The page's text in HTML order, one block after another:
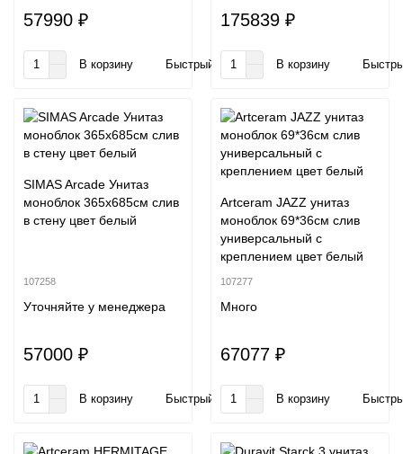
57990 ₽
В корзину Быстрый заказ
175839 ₽
В корзину
SIMAS Arcade Унитаз
моноблок 365х685см слив
в стену цвет белый
107258
Уточняйте у менеджера
57000 ₽
В корзину Быстрый заказ
Artceram JAZZ унитаз
моноблок 69*36см слив
универсальный с
креплением цвет белый
107277
Много
67077 ₽
В корзину